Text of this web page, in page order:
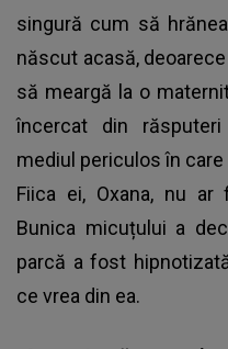
singură cum să
născut acasă,
să meargă la o
încercat din
mediul periculos în
Fiica ei, Oxana, nu
Bunica micuțului a
parcă a fost
ce vrea din ea.